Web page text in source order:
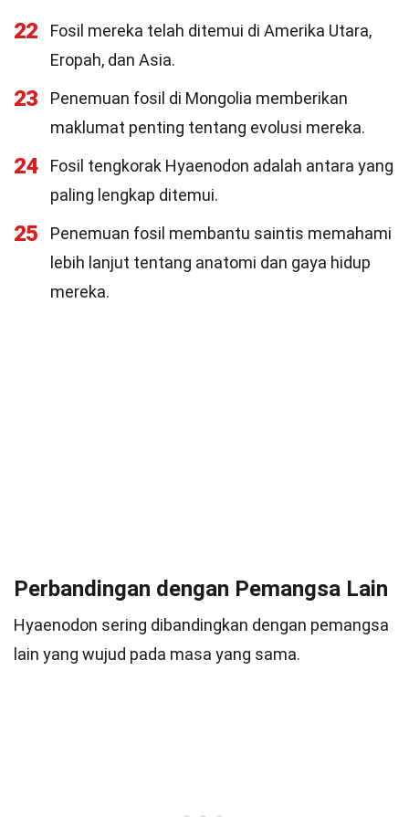
22
Fosil mereka telah ditemui di Amerika Utara,
Eropah, dan Asia.
23
Penemuan fosil di Mongolia memberikan
maklumat penting tentang evolusi mereka.
24
Fosil tengkorak Hyaenodon adalah antara yang
paling lengkap ditemui.
25
Penemuan fosil membantu saintis memahami
lebih lanjut tentang anatomi dan gaya hidup
mereka.
Perbandingan dengan Pemangsa Lain
Hyaenodon sering dibandingkan dengan pemangsa
lain yang wujud pada masa yang sama.